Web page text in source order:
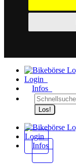
Login
Infos
Los!
Login
Infos